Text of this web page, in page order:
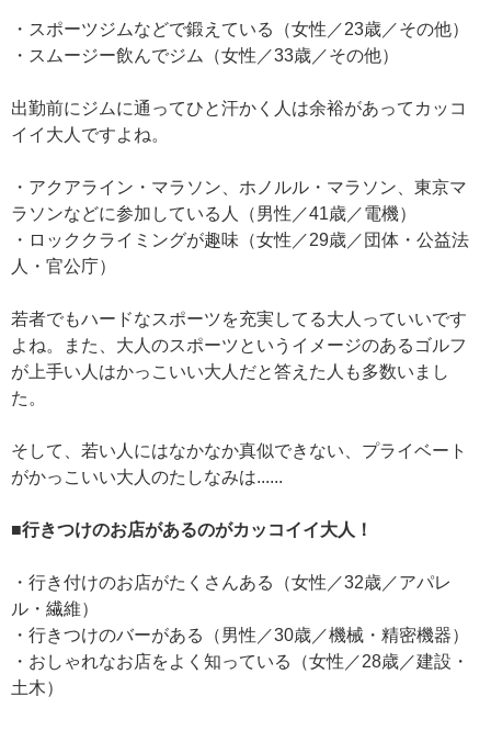
・スポーツジムなどで鍛えている（女性／23歳／その他）
・スムージー飲んでジム（女性／33歳／その他）
出勤前にジムに通ってひと汗かく人は余裕があってカッコ
イイ大人ですよね。
・アクアライン・マラソン、ホノルル・マラソン、東京マ
ラソンなどに参加している人（男性／41歳／電機）
・ロッククライミングが趣味（女性／29歳／団体・公益法
人・官公庁）
若者でもハードなスポーツを充実してる大人っていいです
よね。また、大人のスポーツというイメージのあるゴルフ
が上手い人はかっこいい大人だと答えた人も多数いまし
た。
そして、若い人にはなかなか真似できない、プライベート
がかっこいい大人のたしなみは......
■行きつけのお店があるのがカッコイイ大人！
・行き付けのお店がたくさんある（女性／32歳／アパレ
ル・繊維）
・行きつけのバーがある（男性／30歳／機械・精密機器）
・おしゃれなお店をよく知っている（女性／28歳／建設・
土木）